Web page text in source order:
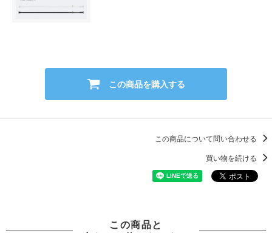
この商品を購入する
この商品について問い合わせる
買い物を続ける
この商品と